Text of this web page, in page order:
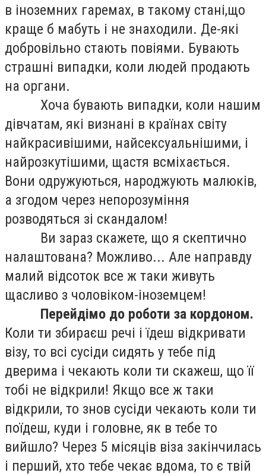
в іноземних гаремах, в такому стані,що
краще б мабуть і не знаходили. Де-які
добровільно стають повіями. Бувають
страшні випадки, коли людей продають
на органи.
Хоча бувають випадки, коли нашим
дівчатам, які визнані в країнах світу
найкрасивішими, найсексуальнішими, і
найрозкутішими, щастя всміхається.
Вони одружуються, народжують малюків,
а згодом через непорозуміння
розводяться зі скандалом!
Ви зараз скажете, що я скептично
налаштована? Можливо... Але направду
малий відсоток все ж таки живуть
щасливо з чоловіком-іноземцем!
Перейдімо до роботи за кордоном.
Коли ти збираєш речі і їдеш відкривати
візу, то всі сусіди сидять у тебе під
дверима і чекають коли ти скажеш, що її
тобі не відкрили! Якщо все ж таки
відкрили, то знов сусіди чекають коли ти
поїдеш, куди і головне, як в тебе то
вийшло? Через 5 місяців віза закінчилась
і перший, хто тебе чекає вдома, то є твій